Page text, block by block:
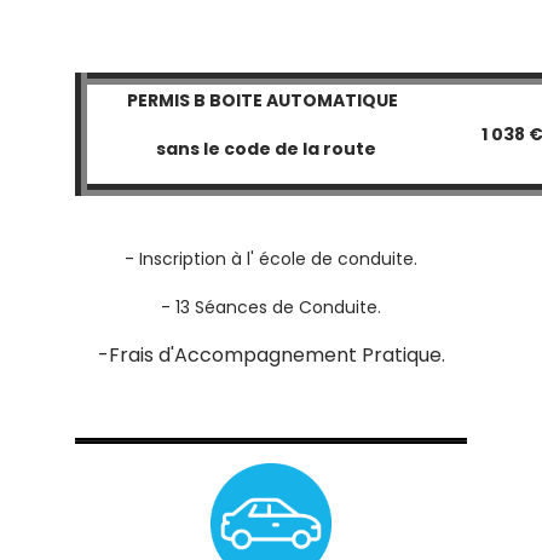
PERMIS B BOITE AUTOMATIQUE
sans le code de la route
1 038
- Inscription à l' école de conduite.
- 13 Séances de Conduite.
-Frais d'Accompagnement Pratique.